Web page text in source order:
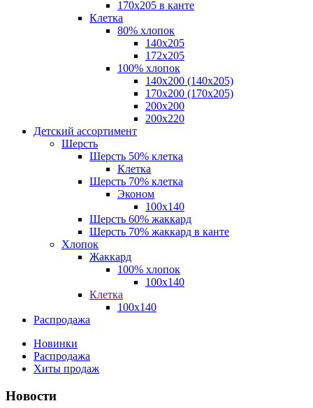
170х205 в канте
Клетка
80% хлопок
140x205
172х205
100% хлопок
140x200 (140х205)
170x200 (170х205)
200х200
200х220
Детский ассортимент
Шерсть
Шерсть 50% клетка
Клетка
Шерсть 70% клетка
Эконом
100x140
Шерсть 60% жаккард
Шерсть 70% жаккард в канте
Хлопок
Жаккард
100% хлопок
100x140
Клетка
100х140
Распродажа
Новинки
Распродажа
Хиты продаж
Новости